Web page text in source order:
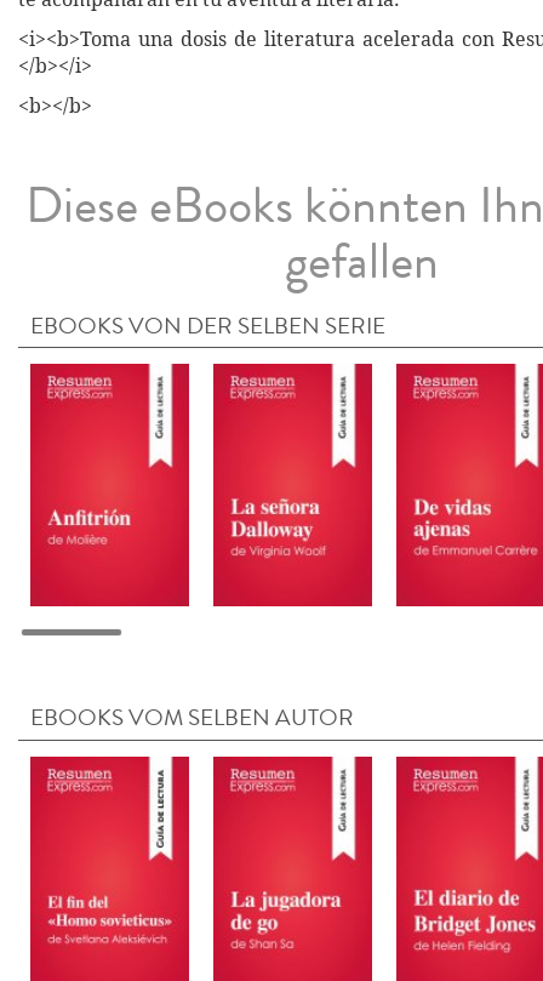
<i><b>Toma una dosis de literatura acelerada con
</b></i>
<b></b>
Diese eBooks könnten
gefallen
EBOOKS VON DER SELBEN SERIE
EBOOKS VOM SELBEN AUTOR